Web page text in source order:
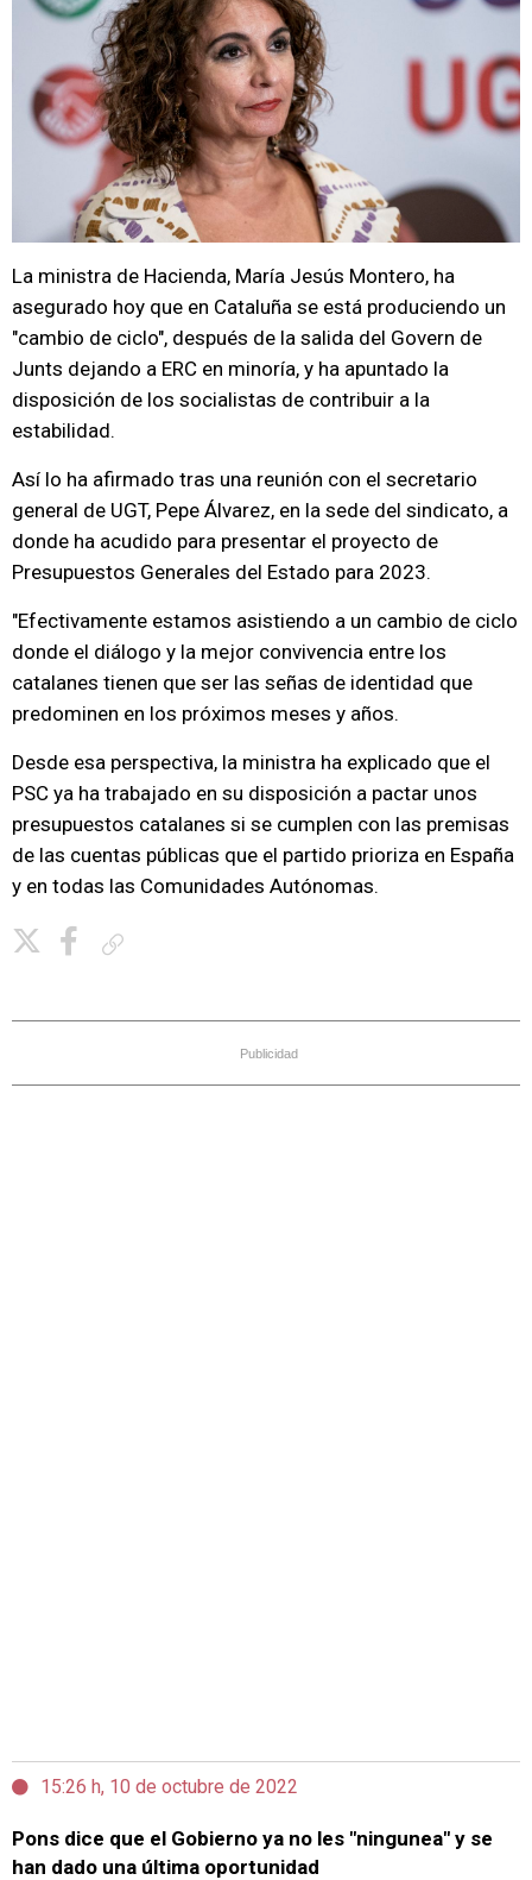
La ministra de Hacienda, María Jesús Montero, ha
asegurado hoy que en Cataluña se está produciendo un
"cambio de ciclo", después de la salida del Govern de
Junts dejando a ERC en minoría, y ha apuntado la
disposición de los socialistas de contribuir a la
estabilidad.
Así lo ha afirmado tras una reunión con el secretario
general de UGT, Pepe Álvarez, en la sede del sindicato, a
donde ha acudido para presentar el proyecto de
Presupuestos Generales del Estado para 2023.
"Efectivamente estamos asistiendo a un cambio de ciclo
donde el diálogo y la mejor convivencia entre los
catalanes tienen que ser las señas de identidad que
predominen en los próximos meses y años.
Desde esa perspectiva, la ministra ha explicado que el
PSC ya ha trabajado en su disposición a pactar unos
presupuestos catalanes si se cumplen con las premisas
de las cuentas públicas que el partido prioriza en España
y en todas las Comunidades Autónomas.
Publicidad
15:26 h, 10 de octubre de 2022
Pons dice que el Gobierno ya no les "ningunea" y se
han dado una última oportunidad